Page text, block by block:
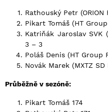
Rathouský Petr (ORION
Pikart Tomáš (HT
Katriňák Jaroslav SVK
3 – 3
Poláš Denis (HT Group
Novák Marek (MXTZ
Průběžně v sezóně:
Pikart Tomáš 174